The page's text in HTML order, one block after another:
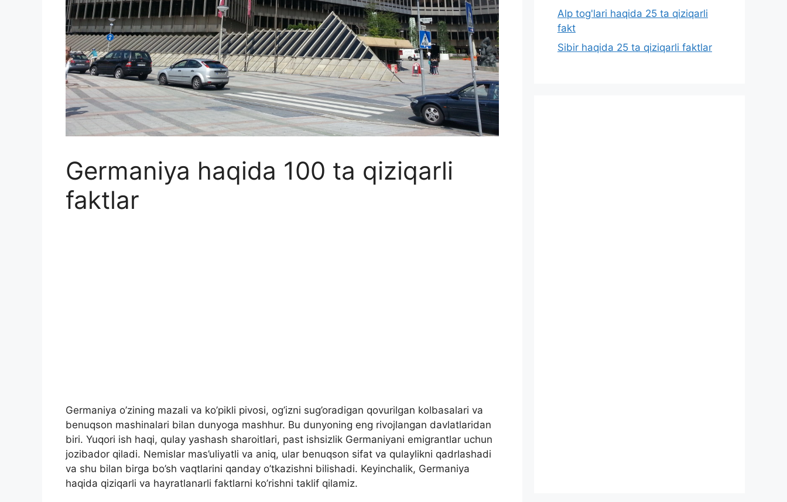
Germaniya haqida 100 ta qiziqarli
faktlar
Germaniya o’zining mazali va ko’pikli pivosi, og’izni sug’oradigan qovurilgan kolbasalari va
benuqson mashinalari bilan dunyoga mashhur. Bu dunyoning eng rivojlangan davlatlaridan
biri. Yuqori ish haqi, qulay yashash sharoitlari, past ishsizlik Germaniyani emigrantlar uchun
jozibador qiladi. Nemislar mas’uliyatli va aniq, ular benuqson sifat va qulaylikni qadrlashadi
va shu bilan birga bo’sh vaqtlarini qanday o’tkazishni bilishadi. Keyinchalik, Germaniya
haqida qiziqarli va hayratlanarli faktlarni ko’rishni taklif qilamiz.
Alp tog'lari haqida 25 ta qiziqarli
fakt
Sibir haqida 25 ta qiziqarli faktlar